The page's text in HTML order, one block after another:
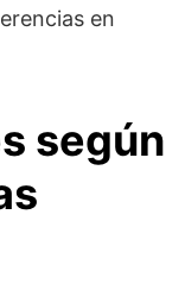
en
según